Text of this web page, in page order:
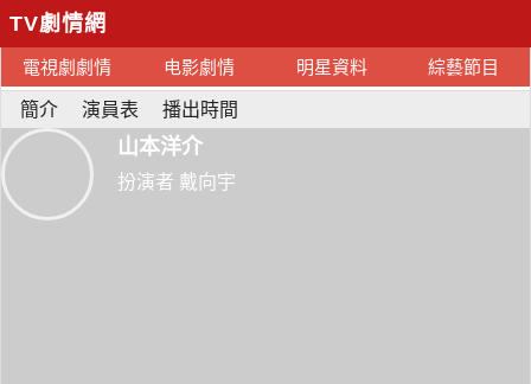
TV劇情網
電視劇劇情 电影劇情 明星資料 綜藝節目
簡介 演員表 播出時間
山本洋介
扮演者 戴向宇